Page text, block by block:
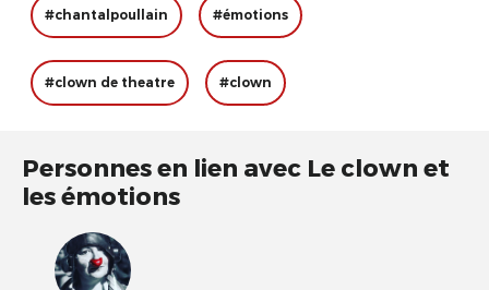
#chantalpoullain #émotions
#clown de theatre #clown
Personnes en lien avec Le clown et
les émotions